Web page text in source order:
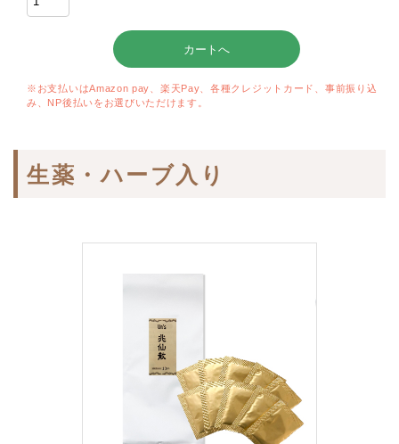
※お支払いはAmazon pay、楽天Pay、各種クレジットカード、事前振り込
み、NP後払いをお選びいただけます。
生薬・ハーブ入り